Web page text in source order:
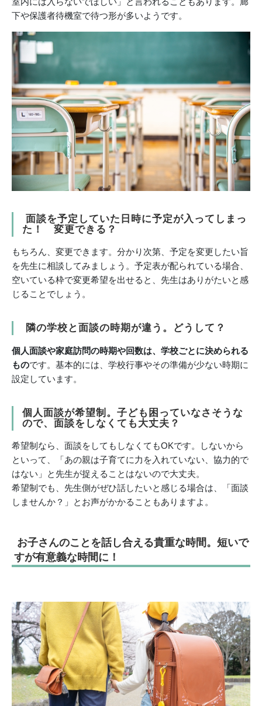
下や保護者待機室で待つ形が多いようです。
面談を予定していた日時に予定が入ってしまっ
た！ 変更できる？
もちろん、変更できます。分かり次第、予定を変更したい旨
を先生に相談してみましょう。予定表が配られている場合、
空いている枠で変更希望を出せると、先生はありがたいと感
じることでしょう。
隣の学校と面談の時期が違う。どうして？
個人面談や家庭訪問の時期や回数は、学校ごとに決められる
ものです。基本的には、学校行事やその準備が少ない時期に
設定しています。
個人面談が希望制。子ども困っていなさそうな
ので、面談をしなくても大丈夫？
希望制なら、面談をしてもしなくてもOKです。しないから
といって、「あの親は子育てに力を入れていない、協力的で
はない」と先生が捉えることはないので大丈夫。
希望制でも、先生側がぜひ話したいと感じる場合は、「面談
しませんか？」とお声がかかることもありますよ。
お子さんのことを話し合える貴重な時間。短いで
すが有意義な時間に！